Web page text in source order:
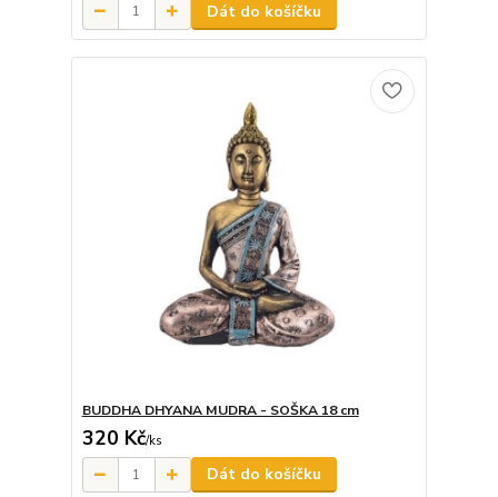
Dát do košíčku
BUDDHA DHYANA MUDRA - SOŠKA 18 cm
320 Kč/ks
Dát do košíčku